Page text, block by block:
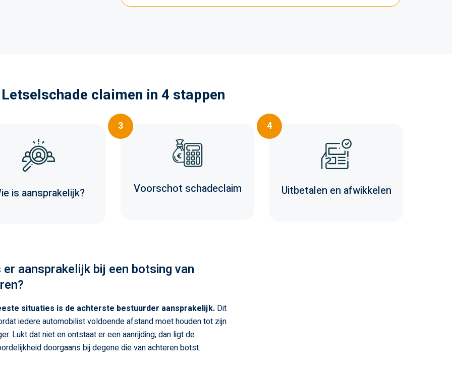
Letselschade claimen in 4 stappen
is aansprakelijk?
3
Voorschot schadeclaim
4
Uitbetalen en afwikkelen
er aansprakelijk bij een botsing van
situaties is de achterste bestuurder aansprakelijk. Dit
iedere automobilist voldoende afstand moet houden tot zijn
Lukt dat niet en ontstaat er een aanrijding, dan ligt de
doorgaans bij degene die van achteren botst.